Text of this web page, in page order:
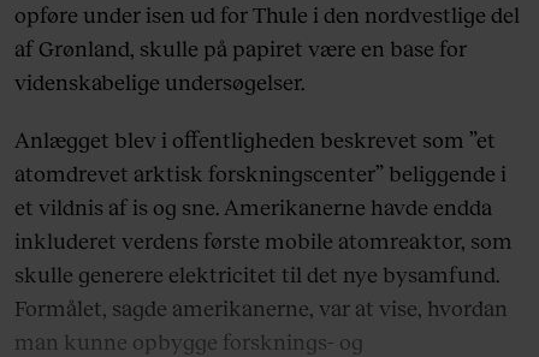
opføre under isen ud for Thule i den nordvestlige del
af Grønland, skulle på papiret være en base for
videnskabelige undersøgelser.
Anlægget blev i offentligheden beskrevet som ”et
atomdrevet arktisk forskningscenter” beliggende i
et vildnis af is og sne. Amerikanerne havde endda
inkluderet verdens første mobile atomreaktor, som
skulle generere elektricitet til det nye bysamfund.
Formålet, sagde amerikanerne, var at vise, hvordan
man kunne opbygge forsknings- og